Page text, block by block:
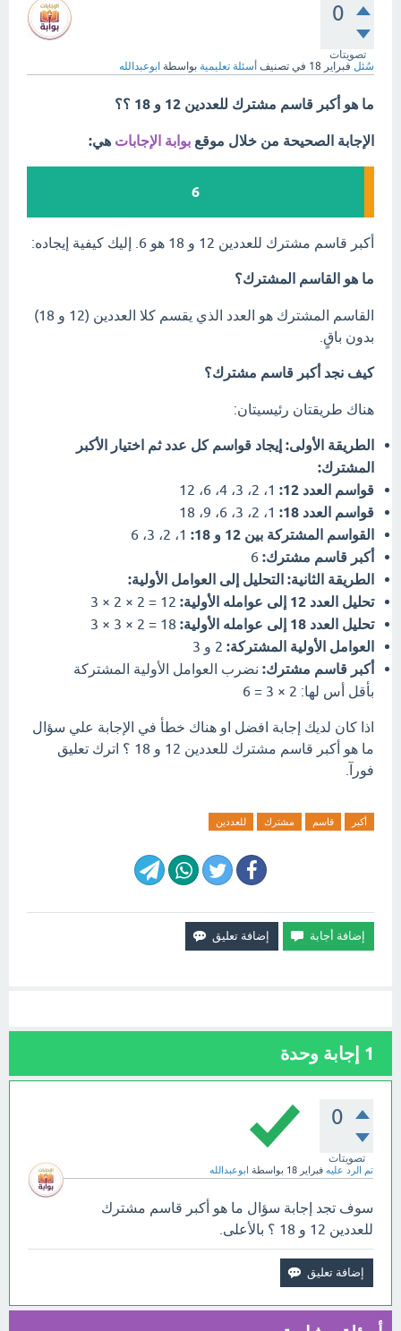
0
تصويتات
سُئل فبراير 18 في تصنيف أسئلة تعليمية بواسطة ابوعبدالله
ما هو أكبر قاسم مشترك للعددين 12 و 18 ؟؟
الإجابة الصحيحة من خلال موقع بوابة الإجابات هي:
6
أكبر قاسم مشترك للعددين 12 و 18 هو 6. إليك كيفية إيجاده:
ما هو القاسم المشترك؟
القاسم المشترك هو العدد الذي يقسم كلا العددين (12 و 18)
بدون باقٍ.
كيف نجد أكبر قاسم مشترك؟
هناك طريقتان رئيسيتان:
الطريقة الأولى: إيجاد قواسم كل عدد ثم اختيار الأكبر
المشترك:
قواسم العدد 12:
قواسم العدد 18:
القواسم المشتركة بين 12 و 18:
أكبر قاسم مشترك:
الطريقة الثانية: التحليل إلى العوامل الأولية:
تحليل العدد 12 إلى عوامله الأولية:
تحليل العدد 18 إلى عوامله الأولية:
العوامل الأولية المشتركة:
أكبر قاسم مشترك: نضرب العوامل الأولية المشتركة
بأقل أس لها: 2 × 3 = 6
اذا كان لديك إجابة افضل او هناك خطأ في الإجابة علي سؤال
ما هو أكبر قاسم مشترك للعددين 12 و 18 ؟ اترك تعليق
فورآ.
أكبر قاسم مشترك للعددين
1 إجابة وحدة
0
تصويتات
تم الرد عليه فبراير 18 بواسطة ابوعبدالله
سوف تجد إجابة سؤال ما هو أكبر قاسم مشترك
للعددين 12 و 18 ؟ بالأعلى.